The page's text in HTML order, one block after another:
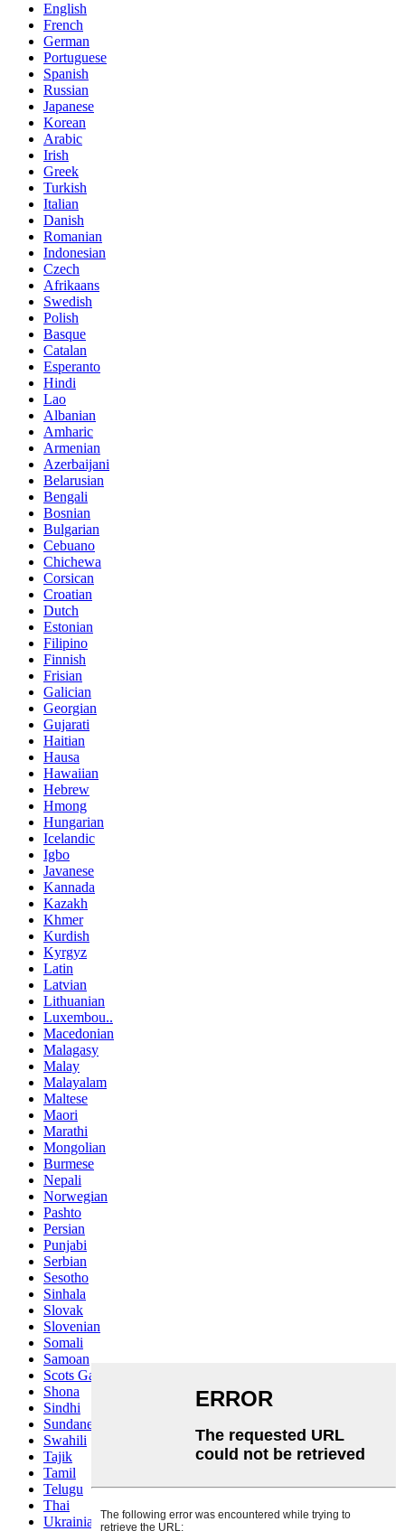
English
French
German
Portuguese
Spanish
Russian
Japanese
Korean
Arabic
Irish
Greek
Turkish
Italian
Danish
Romanian
Indonesian
Czech
Afrikaans
Swedish
Polish
Basque
Catalan
Esperanto
Hindi
Lao
Albanian
Amharic
Armenian
Azerbaijani
Belarusian
Bengali
Bosnian
Bulgarian
Cebuano
Chichewa
Corsican
Croatian
Dutch
Estonian
Filipino
Finnish
Frisian
Galician
Georgian
Gujarati
Haitian
Hausa
Hawaiian
Hebrew
Hmong
Hungarian
Icelandic
Igbo
Javanese
Kannada
Kazakh
Khmer
Kurdish
Kyrgyz
Latin
Latvian
Lithuanian
Luxembou..
Macedonian
Malagasy
Malay
Malayalam
Maltese
Maori
Marathi
Mongolian
Burmese
Nepali
Norwegian
Pashto
Persian
Punjabi
Serbian
Sesotho
Sinhala
Slovak
Slovenian
Somali
Samoan
Scots Gaelic
Shona
Sindhi
Sundanese
Swahili
Tajik
Tamil
Telugu
Thai
Ukrainian